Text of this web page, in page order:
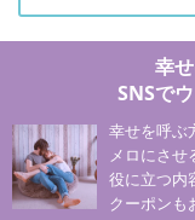
幸
SNSで
幸せを呼ぶ
メロにさ
役に立つ内
クーポンも